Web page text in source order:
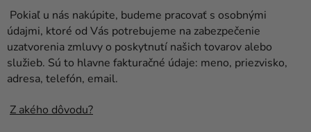
Pokiaľ u nás nakúpite, budeme pracovať s osobnými
údajmi, ktoré od Vás potrebujeme na zabezpečenie
uzatvorenia zmluvy o poskytnutí našich tovarov alebo
služieb. Sú to hlavne fakturačné údaje: meno, priezvisko,
adresa, telefón, email.
Z akého dôvodu?